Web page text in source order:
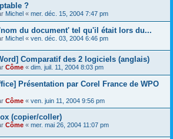
?
Michel « mer. déc. 15, 2004 7:47 pm
du document' tel qu'il était lors du...
Michel « ven. déc. 03, 2004 6:46 pm
Comparatif des 2 logiciels (anglais)
Côme « dim. juil. 11, 2004 8:03 pm
Présentation par Corel France de WPO
Côme « ven. juin 11, 2004 9:56 pm
(copier/coller)
Côme « mer. mai 26, 2004 11:07 pm